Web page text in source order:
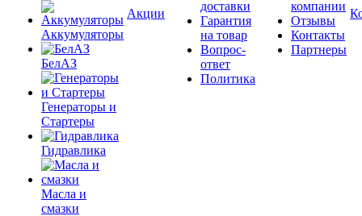
Аккумуляторы
БелАЗ
Генераторы и
Стартеры
Гидравлика
Масла и
смазки
Акции
доставки
Гарантия
на товар
Вопрос-
ответ
Политика
компании
Отзывы
Контакты
Партнеры